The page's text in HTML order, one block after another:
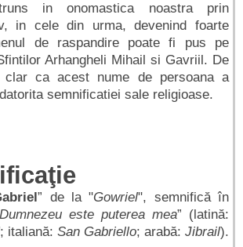
in onomastica noastra prin
in cele din urma, devenind foarte
de raspandire poate fi pus pe
Arhangheli Mihail si Gavriil. De
clar ca acest nume de persoana a
semnificatiei sale religioase.
” de la "Gowriel", semnifică în
Dumnezeu este puterea mea” (latină:
; italiană: San Gabriello; arabă: Jibrail).